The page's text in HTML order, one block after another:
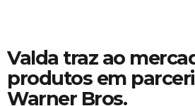
Valda traz ao
produtos em
Warner Bros.